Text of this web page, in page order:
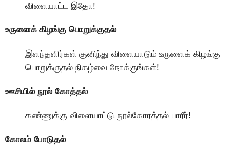
விளையாட்ட இதோ!
உருளைக் கிழங்கு பொறுக்குதல்
இளந்தளிர்கள் குனிந்து விளையாடும் உருளைக் கிழங்கு
பொறுக்குதல் நிகழ்வை நோக்குங்கள்!
ஊசியில் நூல் கோத்தல்
கண்ணுக்கு விளையாட்டு நூல்கோரத்தல் பாரீர்!
கோலம் போடுதல்